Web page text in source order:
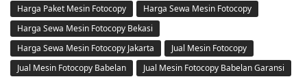
Harga Paket Mesin Fotocopy
Harga Sewa Mesin Fotocopy
Harga Sewa Mesin Fotocopy Bekasi
Harga Sewa Mesin Fotocopy Jakarta
Jual Mesin Fotocopy
Jual Mesin Fotocopy Babelan
Jual Mesin Fotocopy Babelan Garansi